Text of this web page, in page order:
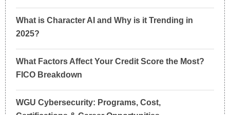
What is Character AI and Why is it Trending in
2025?
What Factors Affect Your Credit Score the Most?
FICO Breakdown
WGU Cybersecurity: Programs, Cost,